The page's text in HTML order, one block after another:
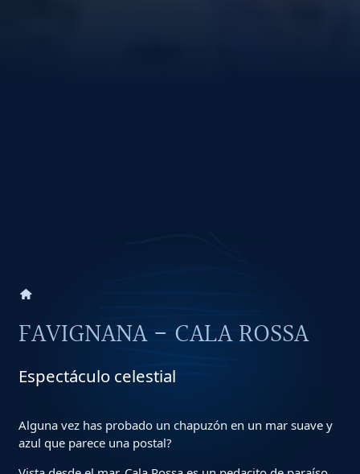
FAVIGNANA - CALA ROSSA
Espectáculo celestial
Alguna vez has probado un chapuzón en un mar suave y
azul que parece una postal?